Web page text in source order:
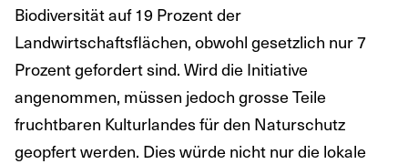
Biodiversität auf 19 Prozent der
Landwirtschaftsflächen, obwohl gesetzlich nur 7
Prozent gefordert sind. Wird die Initiative
angenommen, müssen jedoch grosse Teile
fruchtbaren Kulturlandes für den Naturschutz
geopfert werden. Dies würde nicht nur die lokale